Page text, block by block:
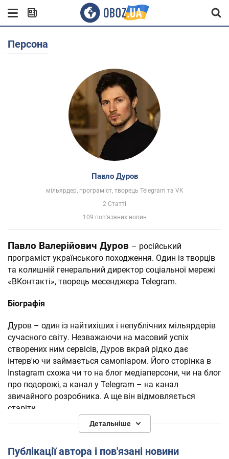
Персона
Павло Дуров
мільярдер, програміст, творець Telegram та VK
2 Статті
109 пов'язаних новин
Павло Валерійович Дуров – російський
програміст українського походження. Один із творців
та колишній генеральний директор соціальної мережі
«ВКонтакті», творець месенджера Telegram.
Біографія
Дуров – один із найтихіших і непублічних мільярдерів
сучасного світу. Незважаючи на масовий успіх
створених ним сервісів, Дуров вкрай рідко дає
інтерв'ю чи займається самопіаром. Його сторінка в
Instagram схожа чи то на блог медіаперсони, чи на блог
про подорожі, а канал у Telegram – на канал
звичайного розробника. А ще він відмовляється
старіти.
10 жовтня 2022 року, в день, коли країна-терорист
місяці атак у мирних містах України, Дурову
Детальніше
Публікації автора і пов'язані новини